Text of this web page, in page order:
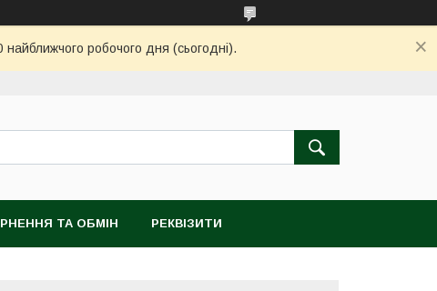
робочого дня (сьогодні).
ТА ОБМІН РЕКВІЗИТИ